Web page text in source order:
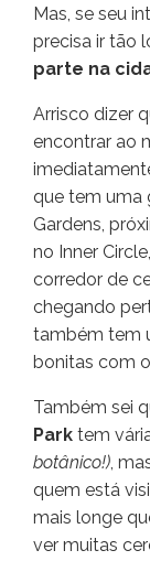
Mas, se seu
precisa ir tão
parte na
Arrisco dizer
encontrar ao
que tem uma
Gardens,
no Inner
corredor de
chegando
também tem
bonitas com
Também sei
Park tem
botânico!),
quem está
mais longe
ver muitas